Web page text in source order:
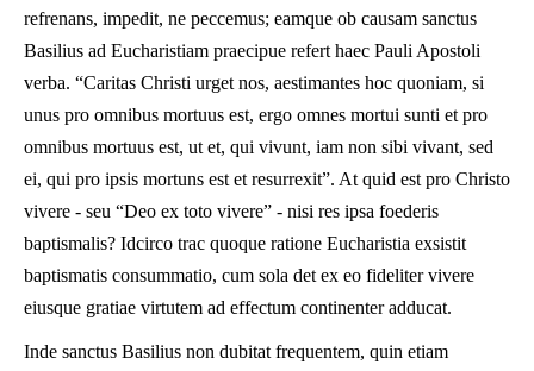
refrenans, impedit, ne peccemus; eamque ob causam sanctus
Basilius ad Eucharistiam praecipue refert haec Pauli Apostoli
verba. “Caritas Christi urget nos, aestimantes hoc quoniam, si
unus pro omnibus mortuus est, ergo omnes mortui sunti et pro
omnibus mortuus est, ut et, qui vivunt, iam non sibi vivant, sed
ei, qui pro ipsis mortuns est et resurrexit”. At quid est pro Christo
vivere - seu “Deo ex toto vivere” - nisi res ipsa foederis
baptismalis? Idcirco trac quoque ratione Eucharistia exsistit
baptismatis consummatio, cum sola det ex eo fideliter vivere
eiusque gratiae virtutem ad effectum continenter adducat.
Inde sanctus Basilius non dubitat frequentem, quin etiam